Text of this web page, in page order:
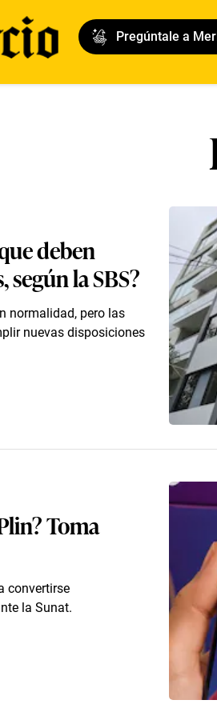
Pregúntale a
deben
la SBS?
normalidad, pero las
nuevas disposiciones
Toma
convertirse
la Sunat.